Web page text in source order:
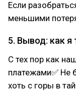
Если
меньшими
5. Вывод: как я
С тех пор как
платежами✅ Не
хоть с горы в